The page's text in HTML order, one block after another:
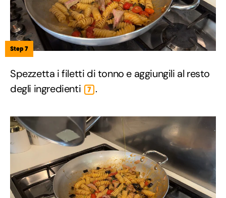
Step 7
Spezzetta i filetti di tonno e aggiungili al resto
degli ingredienti
7 .